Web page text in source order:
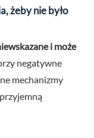
żeby nie było
i może
negatywne
mechanizmy